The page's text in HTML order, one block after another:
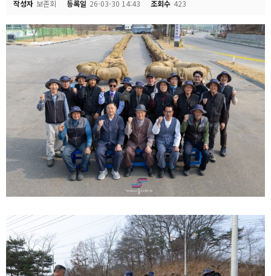
작성자 보존회 등록일 26-03-30 14:43 조회수 423